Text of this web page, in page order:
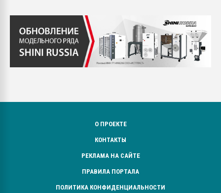
О ПРОЕКТЕ
КОНТАКТЫ
РЕКЛАМА НА САЙТЕ
ПРАВИЛА ПОРТАЛА
ПОЛИТИКА КОНФИДЕНЦИАЛЬНОСТИ